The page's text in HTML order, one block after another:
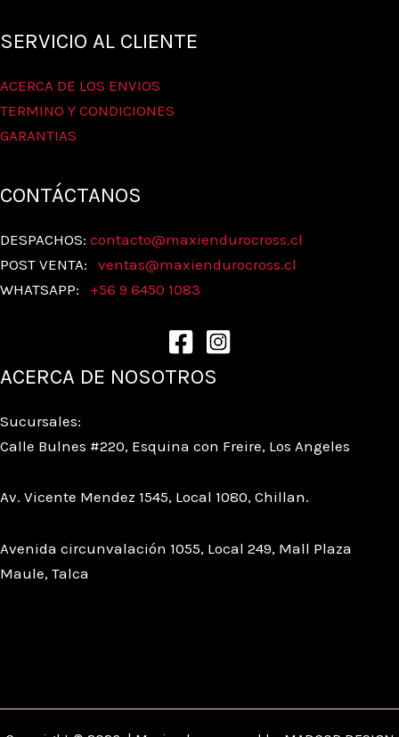
SERVICIO AL CLIENTE
ACERCA DE LOS ENVIOS
TERMINO Y CONDICIONES
GARANTIAS
CONTÁCTANOS
DESPACHOS: contacto@maxiendurocross.cl
POST VENTA: ventas@maxiendurocross.cl
WHATSAPP: +56 9 6450 1083
ACERCA DE NOSOTROS
Sucursales:
Calle Bulnes #220, Esquina con Freire, Los Angeles
Av. Vicente Mendez 1545, Local 1080, Chillan.
Avenida circunvalación 1055, Local 249, Mall Plaza
Maule, Talca